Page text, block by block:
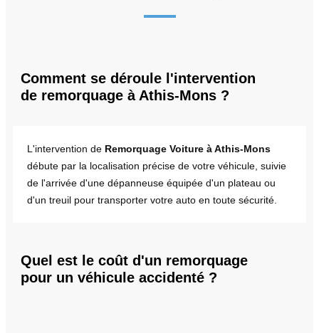
Comment se déroule l'intervention
de remorquage à Athis-Mons ?
L'intervention de Remorquage Voiture à Athis-Mons
débute par la localisation précise de votre véhicule, suivie
de l'arrivée d'une dépanneuse équipée d'un plateau ou
d'un treuil pour transporter votre auto en toute sécurité.
Quel est le coût d'un remorquage
pour un véhicule accidenté ?